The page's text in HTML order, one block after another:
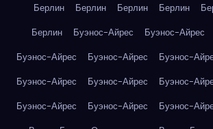
Берлин
Берлин Берлин Берлин
Берлин
Буэнос-Айрес Буэнос-Айрес
Буэнос-Айрес
Буэнос-Айрес Буэнос-
Буэнос-Айрес
Буэнос-Айрес Буэнос-
Буэнос-Айрес
Буэнос-Айрес Буэнос-